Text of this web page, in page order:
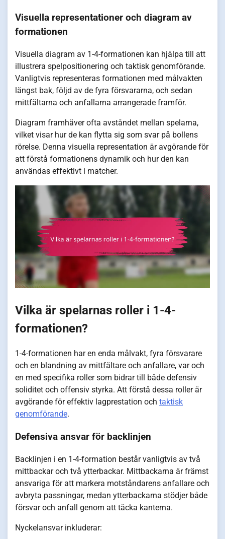
Visuella representationer och diagram av
formationen
Visuella diagram av 1-4-formationen kan hjälpa till att
illustrera spelpositionering och taktisk genomförande.
Vanligtvis representeras formationen med målvakten
längst bak, följd av de fyra försvararna, och sedan
mittfältarna och anfallarna arrangerade framför.
Diagram framhäver ofta avståndet mellan spelarna,
vilket visar hur de kan flytta sig som svar på bollens
rörelse. Denna visuella representation är avgörande för
att förstå formationens dynamik och hur den kan
användas effektivt i matcher.
Vilka är spelarnas roller i 1-4-
formationen?
1-4-formationen har en enda målvakt, fyra försvarare
och en blandning av mittfältare och anfallare, var och
en med specifika roller som bidrar till både defensiv
soliditet och offensiv styrka. Att förstå dessa roller är
avgörande för effektiv lagprestation och taktisk
genomförande.
Defensiva ansvar för backlinjen
Backlinjen i en 1-4-formation består vanligtvis av två
mittbackar och två ytterbackar. Mittbackarna är främst
ansvariga för att markera motståndarens anfallare och
avbryta passningar, medan ytterbackarna stödjer både
försvar och anfall genom att täcka kanterna.
Nyckelansvar inkluderar: